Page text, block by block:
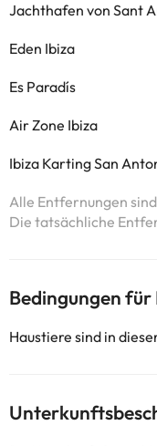
Jachthafen von Sant
Eden Ibiza
Es Paradís
Air Zone Ibiza
Ibiza Karting San
Alle Entfernungen
Die tatsächliche
Bedingungen für
Haustiere sind in